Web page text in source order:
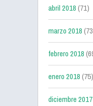
abril 2018(71)
marzo 2018
febrero 2018
enero 2018(75)
diciembre 2017